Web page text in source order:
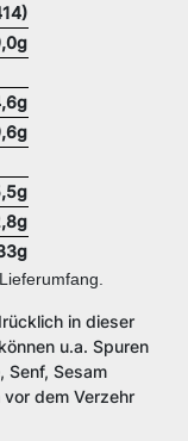
in dieser
u.a. Spuren
Senf, Sesam
dem Verzehr